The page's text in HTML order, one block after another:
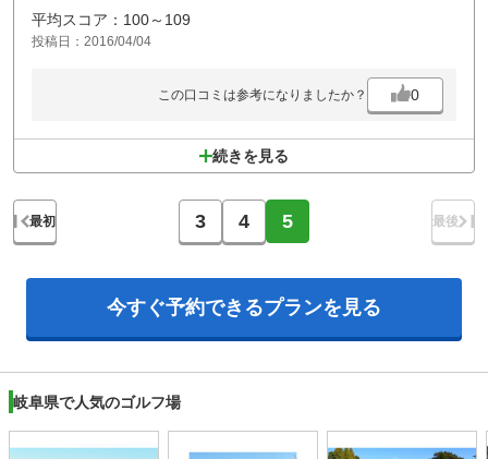
と思う。
平均スコア：100～109
投稿日：2016/04/04
この口コミは参考になりましたか？ 0
続きを見る
最初 3 4 5 最後
今すぐ予約できるプランを見る
岐阜県で人気のゴルフ場